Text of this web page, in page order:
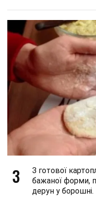
3
З готової
бажаної форми,
дерун у борошні.